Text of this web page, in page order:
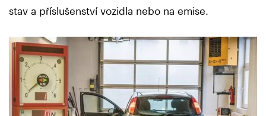
stav a příslušenství vozidla nebo na emise.